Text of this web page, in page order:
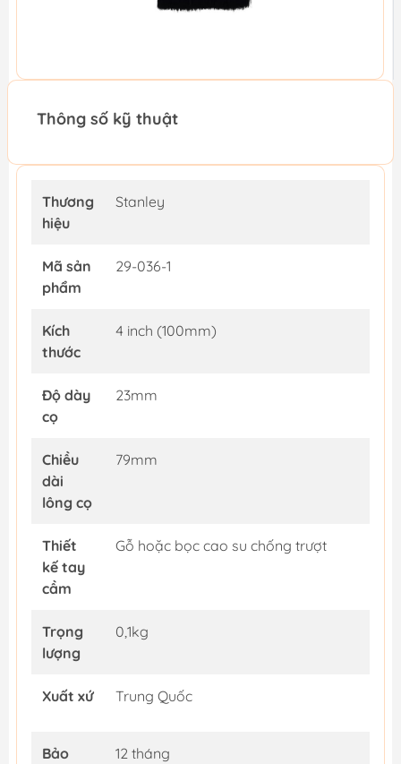
Thông số kỹ thuật
Thương
hiệu
Stanley
Mã sản
phẩm
29-036-1
Kích
thước
4 inch (100mm)
Độ dày
cọ
23mm
Chiều
dài
lông cọ
79mm
Thiết
kế tay
cầm
Gỗ hoặc bọc cao su chống trượt
Trọng
lượng
0,1kg
Xuất xứ Trung Quốc
Bảo
12 tháng